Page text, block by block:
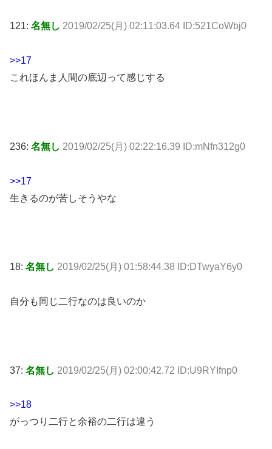
121: 名無し 2019/02/25(月) 02:11:03.64 ID:521CoWbj0
>>17
これほんま人間の底辺って感じする
236: 名無し 2019/02/25(月) 02:22:16.39 ID:mNfn312g0
>>17
生きるのが苦しそうやな
18: 名無し 2019/02/25(月) 01:58:44.38 ID:DTwyaY6y0
自分も同じ二行なのは良いのか
37: 名無し 2019/02/25(月) 02:00:42.72 ID:U9RYIfnp0
>>18
がっつり二行と余裕の二行は違う